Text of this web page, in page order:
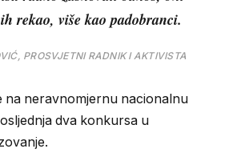
rekao, više kao padobranci.
PROSVJETNI RADNIK I AKTIVISTA
na neravnomjernu nacionalnu
dva konkursa u